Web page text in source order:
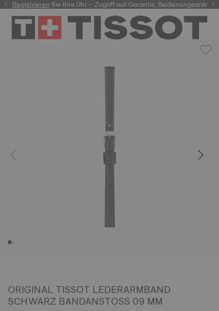
RegistrierenSie Ihre Uhr – Zugriff auf Garantie,
ORIGINAL TISSOT LEDERARMBAND
SCHWARZ BANDANSTOSS 09 MM